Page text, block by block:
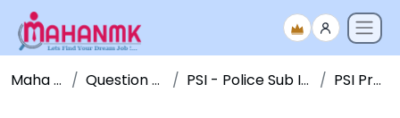
Maha NMK Question Papers PSI - Police Sub Inspector PSI Pre 2018